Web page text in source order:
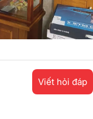
Viết hỏi đáp